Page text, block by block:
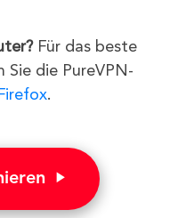
Für das beste
Sie die PureVPN-
Firefox.